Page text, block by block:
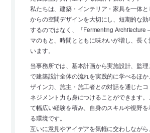
私たちは、建築・インテリア・家具を一体
からの空間デザインを大切にし、短期的な
するのではなく、「Fermenting Architecture
マのもと、時間とともに味わいが増し、長
います。
当事務所では、基本計画から実施設計、監
で建築設計全体の流れを実践的に学べるほ
ザイン力、施主・施工者との対話を通じた
ネジメント力も身につけることができます
て幅広い経験を積み、自身のスキルや視野
る環境です。
互いに意見やアイデアを気軽に交わしなが